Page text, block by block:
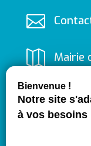


Mairie
81540